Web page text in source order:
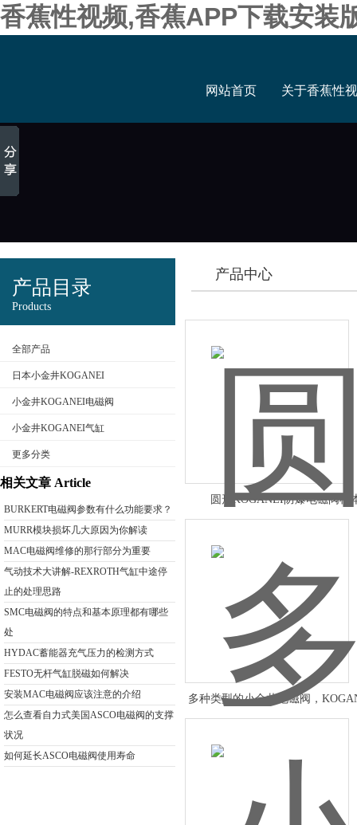
香蕉性视频,香蕉APP下载安装
网站首页 关于香蕉性
产品目录
Products
全部产品
日本小金井KOGANEI
小金井KOGANEI电磁阀
小金井KOGANEI气缸
更多分类
相关文章 Article
BURKERT电磁阀参数有什么功能要求？
MURR模块损坏几大原因为你解读
MAC电磁阀维修的那行部分为重要
气动技术大讲解-REXROTH气缸中途停
止的处理思路
SMC电磁阀的特点和基本原理都有哪些
处
HYDAC蓄能器充气压力的检测方式
FESTO无杆气缸脱磁如何解决
安装MAC电磁阀应该注意的介绍
怎么查看自力式美国ASCO电磁阀的支撑
状况
如何延长ASCO电磁阀使用寿命
产品中心
圆形KOGANEI防爆电磁阀样
多种类型的小金井电磁阀，